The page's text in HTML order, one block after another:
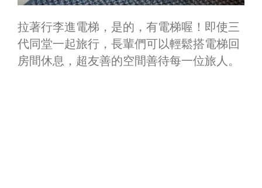
拉著行李進電梯，是的，有電梯喔！即使三
代同堂一起旅行，長輩們可以輕鬆搭電梯回
房間休息，超友善的空間善待每一位旅人。